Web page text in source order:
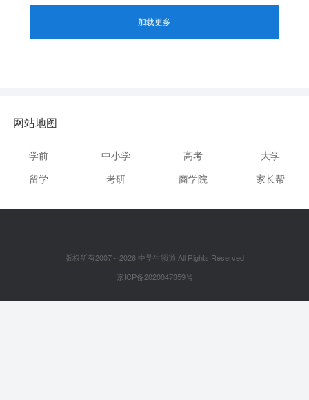
加载更多
网站地图
学前 中小学 高考
大学
留学
考研 商学院 家长帮
版权所有2007～2026 中学生频道 All Rights Reserved
京ICP备2020047359号